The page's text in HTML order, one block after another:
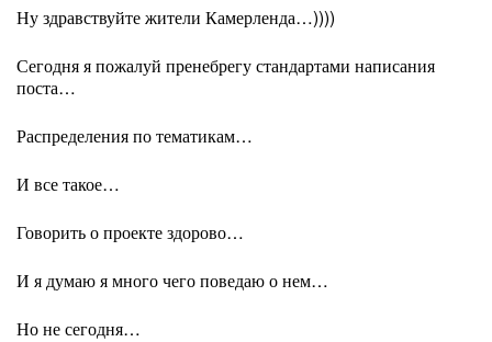
Ну здравствуйте жители Камерленда…))))
Сегодня я пожалуй пренебрегу стандартами написания
поста…
Распределения по тематикам…
И все такое…
Говорить о проекте здорово…
И я думаю я много чего поведаю о нем…
Но не сегодня…